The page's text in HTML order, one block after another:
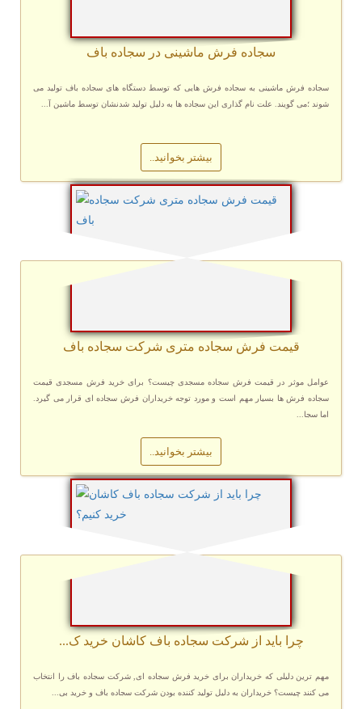
سجاده فرش ماشینی در سجاده باف
سجاده فرش ماشینی به سجاده فرش هایی که توسط دستگاه های سجاده باف تولید می
شوند ؛می گویند. علت نام گذاری این سجاده ها به دلیل تولید شدنشان توسط ماشین آ...
بیشتر بخوانید..
قیمت فرش سجاده متری شرکت سجاده باف
عوامل موثر در قیمت فرش سجاده مسجدی چیست؟ برای خرید فرش مسجدی قیمت
سجاده فرش ها بسیار مهم است و مورد توجه خریداران فرش سجاده ای قرار می گیرد.
اما سجا...
بیشتر بخوانید..
چرا باید از شرکت سجاده باف کاشان خرید ک...
مهم ترین دلیلی که خریداران برای خرید فرش سجاده ای, شرکت سجاده باف را انتخاب
می کنند چیست؟ خریداران به دلیل تولید کننده بودن شرکت سجاده باف و خرید بی...